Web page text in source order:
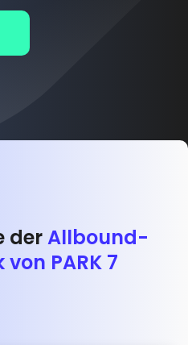
derAllbound-
PARK 7